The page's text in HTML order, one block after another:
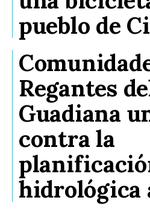
pueblo de
Regantes
Guadiana
contra la
hidrológica